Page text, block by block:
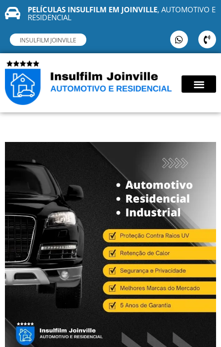
PELÍCULAS INSULFILM EM JOINVILLE, AUTOMOTIVO E
RESIDENCIAL
INSULFILM JOINVILLE